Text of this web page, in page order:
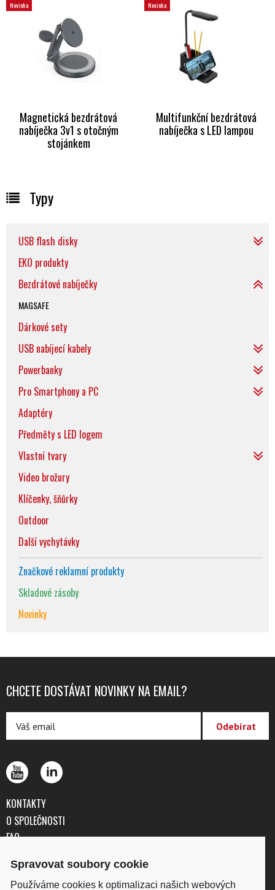
Novinka
Magnetická bezdrátová
nabíječka 3v1 s otočným
stojánkem
Novinka
Multifunkční bezdrátová
nabíječka s LED lampou
Typy
USB flash disky
EKO produkty
Bezdrátové nabíječky
MAGSAFE
Dárkové sety
USB nabíjecí kabely
Powerbanky
Pro Smartphony a PC
Adaptéry
Předměty s LED logem
Vlastní tvary
Video brožury
Klíčenky, šňůrky
Outdoor
Další vychytávky
Značkové reklamní produkty
Skladové zásoby
Novinky
CHCETE DOSTÁVAT NOVINKY NA EMAIL?
KONTAKTY
O SPOLEČNOSTI
FAQ
OCHRANA OSOBNÍCH ÚDAJŮ
Spravovat soubory cookie
Používáme cookies k optimalizaci našich webových